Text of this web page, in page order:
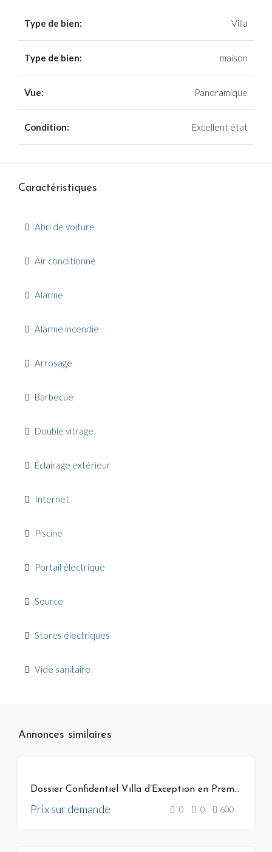
Type de bien: Villa
Type de bien: maison
Vue: Panoramique
Condition: Excellent état
Caractéristiques
Abri de voiture
Air conditionné
Alarme
Alarme incendie
Arrosage
Barbecue
Double vitrage
Éclairage extérieur
Internet
Piscine
Portail électrique
Source
Stores électriques
Vide sanitaire
Annonces similaires
Dossier Confidentiel Villa d’Exception en Première Ligne
Prix sur demande 0 0 600